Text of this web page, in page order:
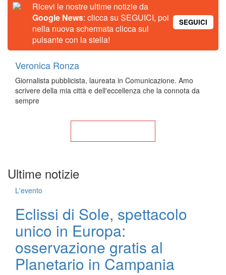
Ricevi le nostre ultime notizie da
Google News: clicca su SEGUICI, poi
nella nuova schermata clicca sul
pulsante con la stella!
SEGUICI
Veronica Ronza
Giornalista pubblicista, laureata in Comunicazione. Amo
scrivere della mia città e dell'eccellenza che la connota da
sempre
Ultime notizie
L'evento
Eclissi di Sole, spettacolo
unico in Europa:
osservazione gratis al
Planetario in Campania